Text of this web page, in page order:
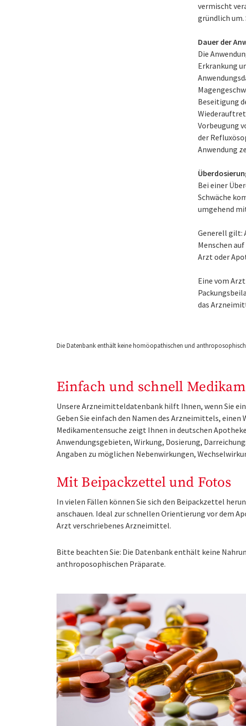
vermischt
gründlich um.
Dauer der
Die
Erkrankung
Beseitigung
Vorbeugung
der
Anwendung
Bei einer
Schwäche
umgehend
Generell gilt:
Menschen
Arzt oder
Eine vom
das
Die Datenbank enthält keine homöopathischen und
Einfach und schnell
Unsere Arzneimitteldatenbank hilft Ihnen, wenn Sie
Geben Sie einfach den Namen des Arzneimittels, einen
Medikamentensuche zeigt Ihnen in deutschen
Anwendungsgebieten, Wirkung, Dosierung,
Angaben zu möglichen Nebenwirkungen,
Mit Beipackzettel und Fotos
In vielen Fällen können Sie sich den Beipackzettel
anschauen. Ideal zur schnellen Orientierung vor dem
Arzt verschriebenes Arzneimittel.
Bitte beachten Sie: Die Datenbank enthält keine
anthroposophischen Präparate.